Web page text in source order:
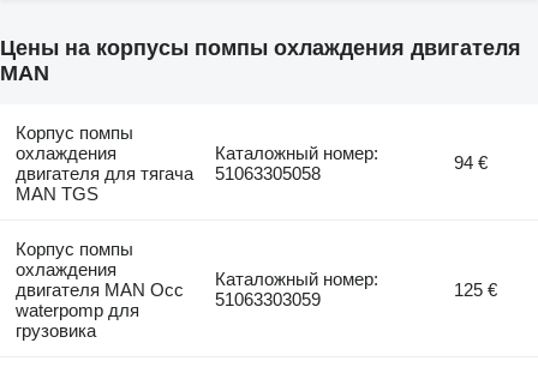
Цены на корпусы помпы охлаждения двигателя
MAN
Корпус помпы
охлаждения
двигателя для тягача
MAN TGS
Каталожный номер:
51063305058
94 €
Корпус помпы
охлаждения
двигателя MAN Occ
waterpomp для
грузовика
Каталожный номер:
51063303059
125 €